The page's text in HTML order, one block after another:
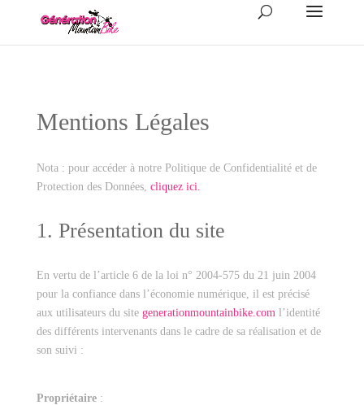
Mentions Légales
Nota : pour accéder à notre Politique de Confidentialité et de
Protection des Données, cliquez ici.
1. Présentation du site
En vertu de l’article 6 de la loi n° 2004-575 du 21 juin 2004
pour la confiance dans l’économie numérique, il est précisé
aux utilisateurs du site generationmountainbike.com l’identité
des différents intervenants dans le cadre de sa réalisation et de
son suivi :
Propriétaire :